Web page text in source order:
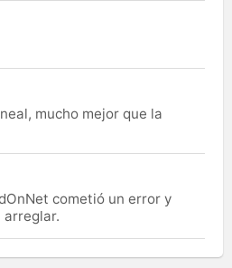
mucho mejor que la
cometió un error y
arreglar.